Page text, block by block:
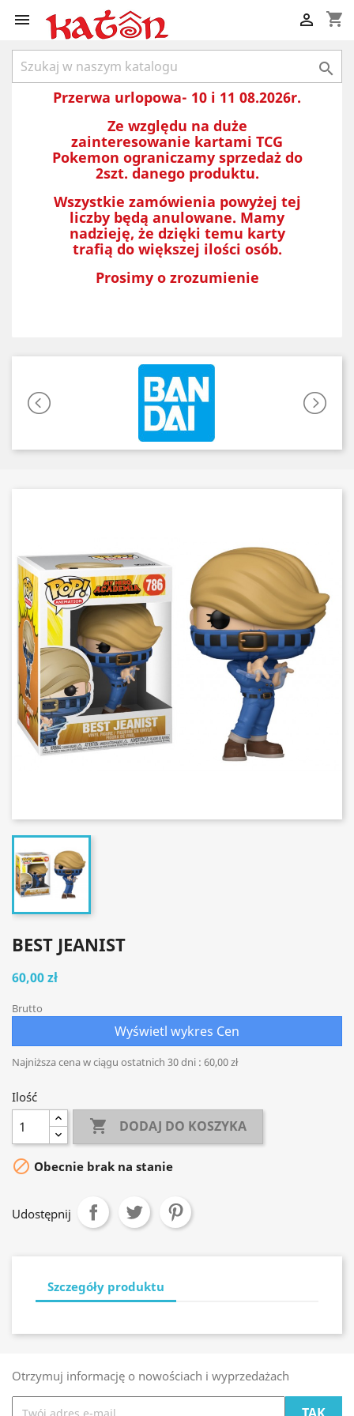
 shopping_cart


Przerwa urlopowa- 10 i 11 08.2026r.
Ze względu na duże
zainteresowanie kartami TCG
Pokemon ograniczamy sprzedaż do
2szt. danego produktu.
Wszystkie zamówienia powyżej tej
liczby będą anulowane. Mamy
nadzieję, że dzięki temu karty
trafią do większej ilości osób.
Prosimy o zrozumienie
BEST JEANIST
60,00 zł
Brutto
Wyświetl wykres Cen
Najniższa cena w ciągu ostatnich 30 dni : 60,00 zł
Ilość
 DODAJ DO KOSZYKA
 Obecnie brak na stanie
Udostępnij
Szczegóły produktu
Otrzymuj informację o nowościach i wyprzedażach